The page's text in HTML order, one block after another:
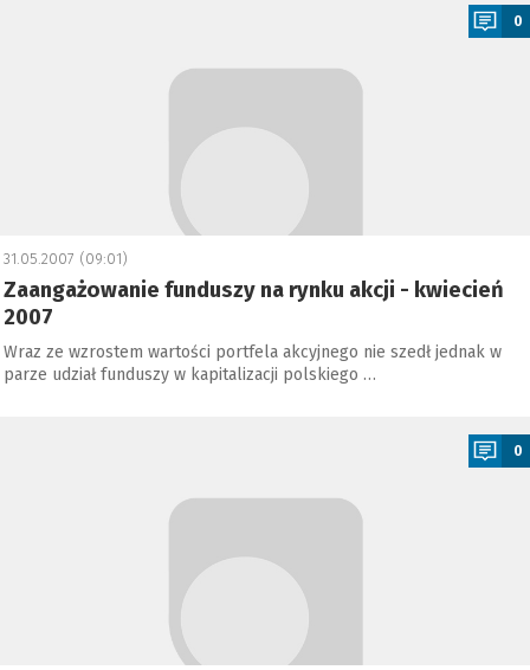
0
31.05.2007 (09:01)
Zaangażowanie funduszy na rynku akcji - kwiecień
2007
Wraz ze wzrostem wartości portfela akcyjnego nie szedł jednak w
parze udział funduszy w kapitalizacji polskiego …
0